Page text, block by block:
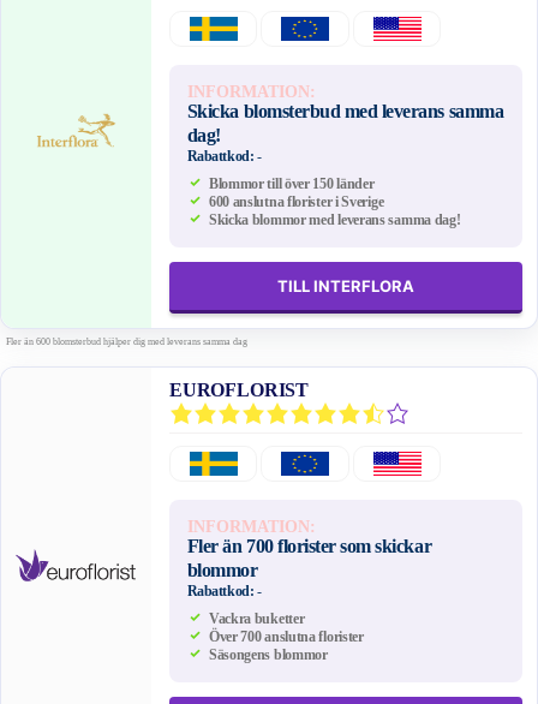
INFORMATION:
Skicka blomsterbud med leverans samma
dag!
Rabattkod: -
Blommor till över 150 länder
600 anslutna florister i Sverige
Skicka blommor med leverans samma dag!
TILL INTERFLORA
Fler än 600 blomsterbud hjälper dig med leverans samma dag
EUROFLORIST
INFORMATION:
Fler än 700 florister som skickar
blommor
Rabattkod: -
Vackra buketter
Över 700 anslutna florister
Säsongens blommor